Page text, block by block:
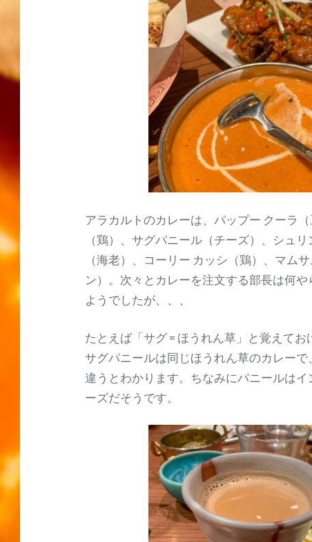
アラカルトのカレーは、パップー クーラ
（鶏）、サグパニール（チーズ）、シュ
（海老）、コーリー カッシ（鶏）、マム
ン）。次々とカレーを注文する部長は何
ようでしたが、、、
たとえば「サグ= ほうれん草」と覚えてお
サグパニールは同じほうれん草のカレー
違うとわかります。ちなみにパニールは
ーズだそうです。